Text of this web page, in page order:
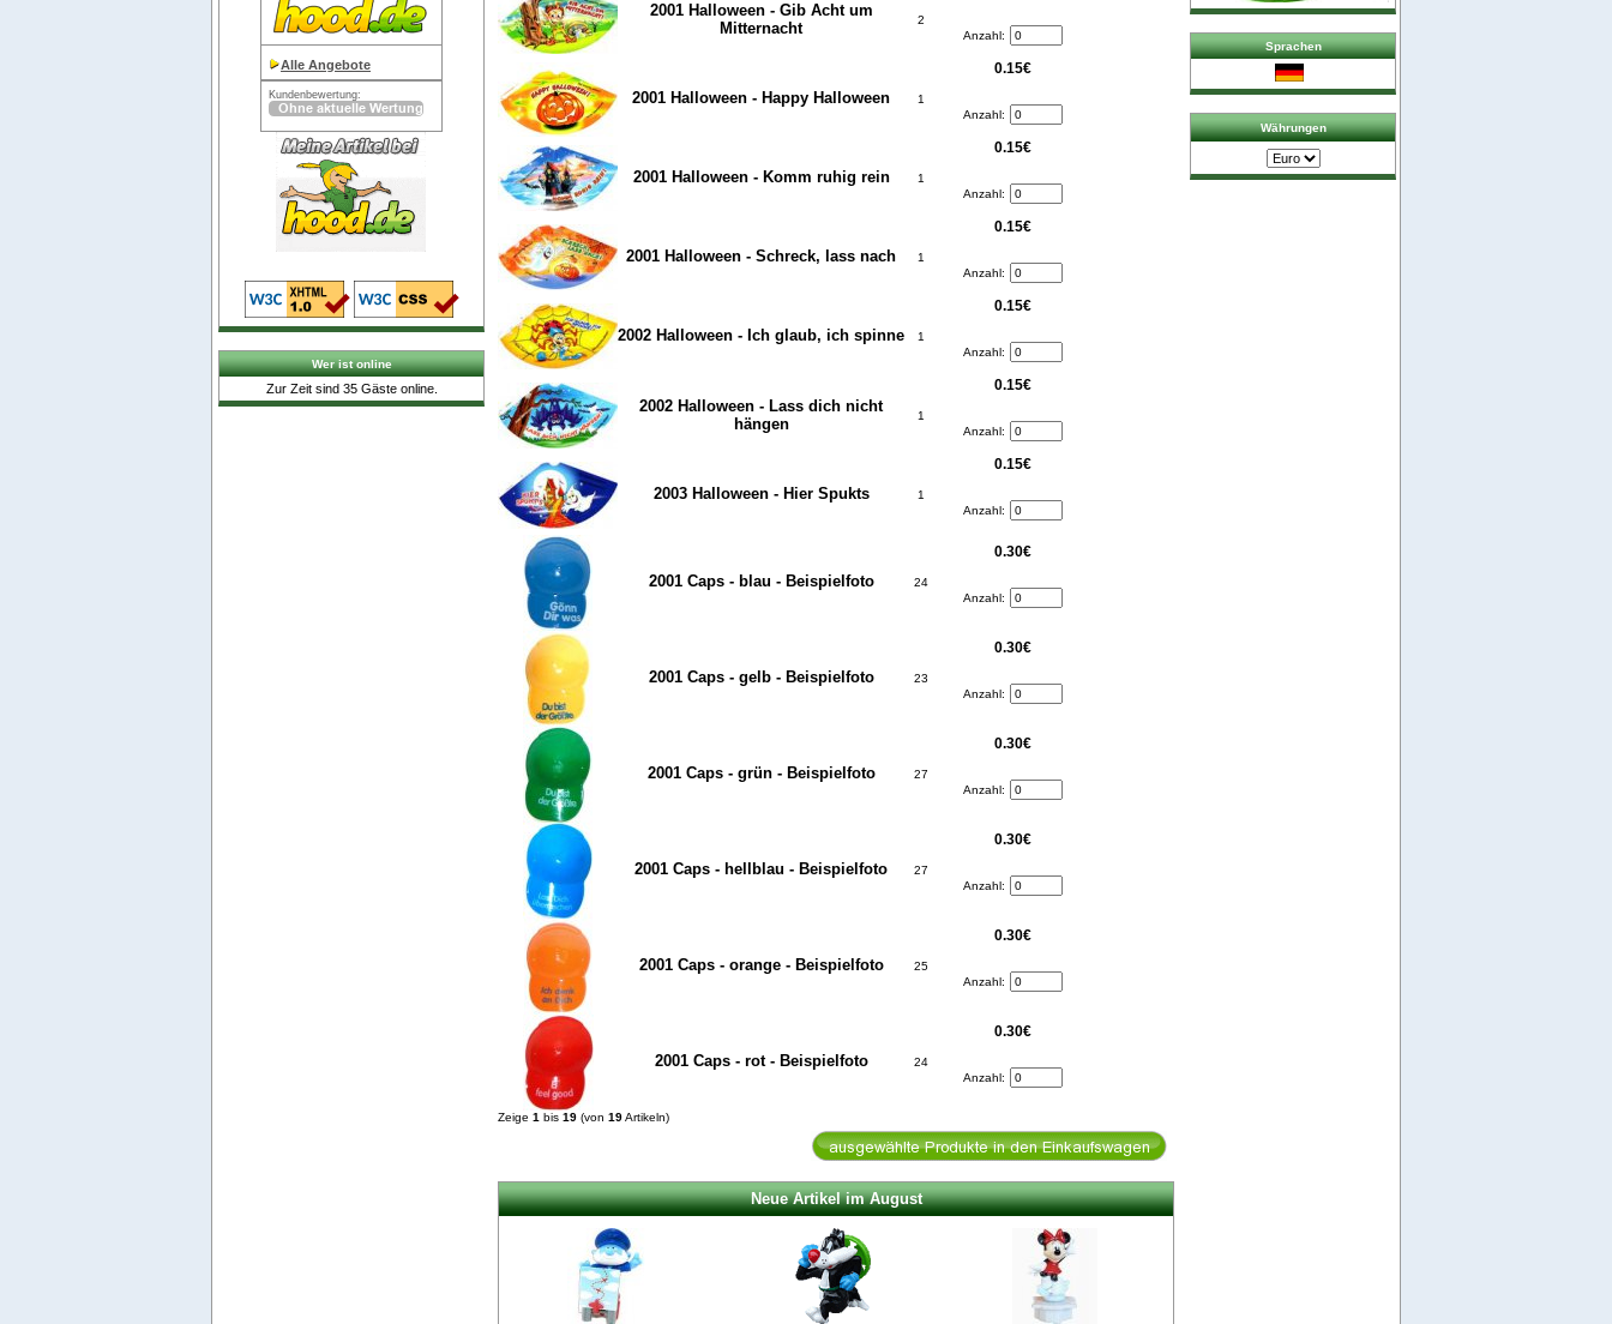
Alle Angebote
Kundenbewertung:
Wer ist online
Zur Zeit sind 35 Gäste online.
2001 Halloween - Gib Acht um
Mitternacht
2
Anzahl:
2001 Halloween - Happy Halloween 1
0.15€
Anzahl:
2001 Halloween - Komm ruhig rein 1
0.15€
Anzahl:
2001 Halloween - Schreck, lass nach 1
0.15€
Anzahl:
2002 Halloween - Ich glaub, ich spinne 1
0.15€
Anzahl:
2002 Halloween - Lass dich nicht
hängen
1
0.15€
Anzahl:
2003 Halloween - Hier Spukts 1
0.15€
Anzahl:
2001 Caps - blau - Beispielfoto 24
0.30€
Anzahl:
2001 Caps - gelb - Beispielfoto 23
0.30€
Anzahl:
2001 Caps - grün - Beispielfoto 27
0.30€
Anzahl:
2001 Caps - hellblau - Beispielfoto 27
0.30€
Anzahl:
2001 Caps - orange - Beispielfoto 25
0.30€
Anzahl:
2001 Caps - rot - Beispielfoto 24
0.30€
Anzahl:
Zeige 1 bis 19 (von 19Artikeln)
Neue Artikel im August
Sprachen
Währungen